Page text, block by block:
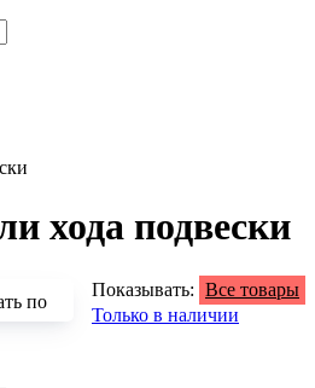
хода подвески
по
Показывать: Все товары
Только в наличии